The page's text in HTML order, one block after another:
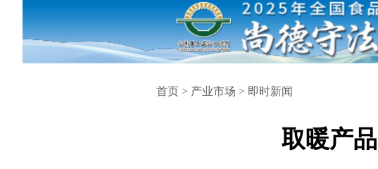
首页 > 产业市场 > 即时新闻
取暖产